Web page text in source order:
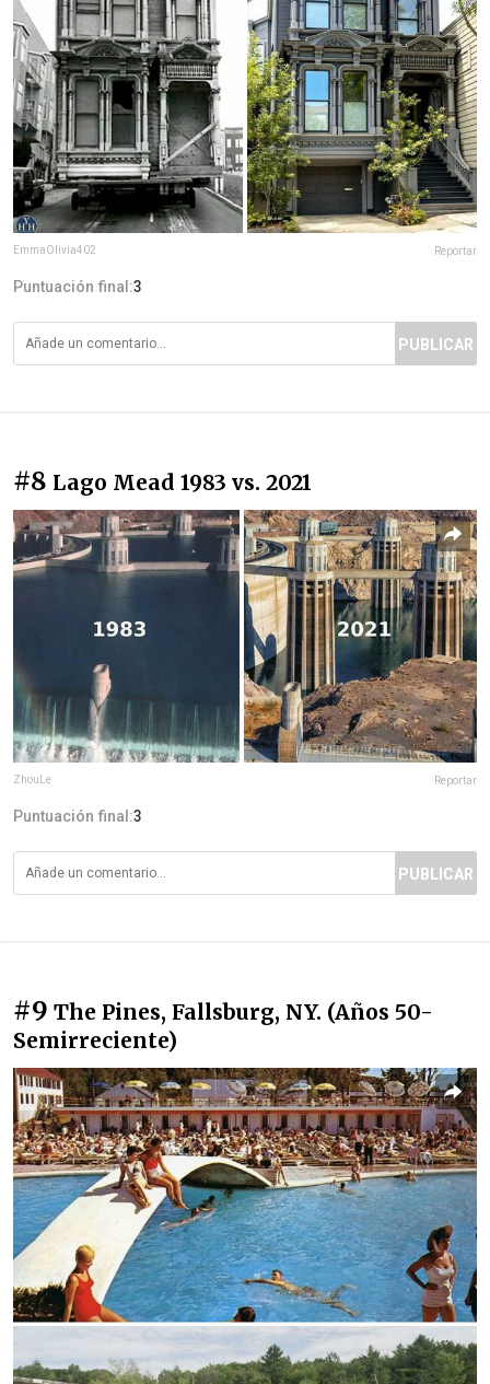
EmmaOlivia402 Reportar
Puntuación final:3
PUBLICAR
#8 Lago Mead 1983 vs. 2021
ZhouLe Reportar
Puntuación final:3
PUBLICAR
#9 The Pines, Fallsburg, NY. (Años 50-
Semirreciente)